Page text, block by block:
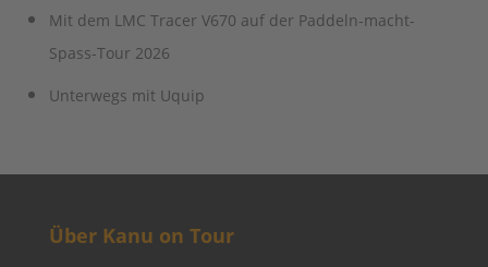
Mit dem LMC Tracer V670 auf der Paddeln-macht-
Spass-Tour 2026
Unterwegs mit Uquip
Über Kanu on Tour